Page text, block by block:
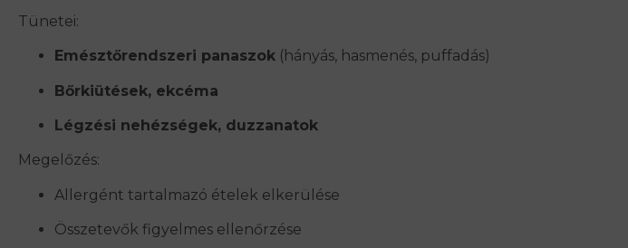
Tünetei:
Emésztőrendszeri panaszok (hányás, hasmenés, puffadás)
Bőrkiütések, ekcéma
Légzési nehézségek, duzzanatok
Megelőzés:
Allergént tartalmazó ételek elkerülése
Összetevők figyelmes ellenőrzése